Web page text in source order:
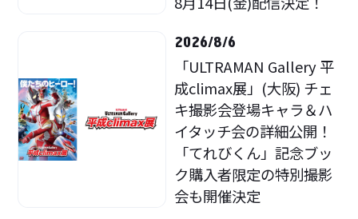
2026/8/6
「ULTRAMAN Gallery 平
成climax展」(大阪) チェ
キ撮影会登場キャラ＆ハ
イタッチ会の詳細公開！
「てれびくん」記念ブッ
ク購入者限定の特別撮影
会も開催決定